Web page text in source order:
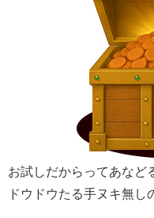
お試しだからってあなど
ドウドウたる手ヌキ無し